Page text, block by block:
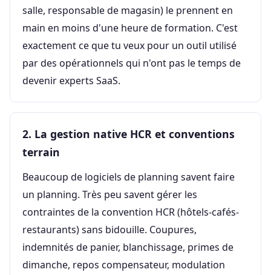
salle, responsable de magasin) le prennent en
main en moins d'une heure de formation. C'est
exactement ce que tu veux pour un outil utilisé
par des opérationnels qui n'ont pas le temps de
devenir experts SaaS.
2. La gestion native HCR et conventions
terrain
Beaucoup de logiciels de planning savent faire
un planning. Très peu savent gérer les
contraintes de la convention HCR (hôtels-cafés-
restaurants) sans bidouille. Coupures,
indemnités de panier, blanchissage, primes de
dimanche, repos compensateur, modulation